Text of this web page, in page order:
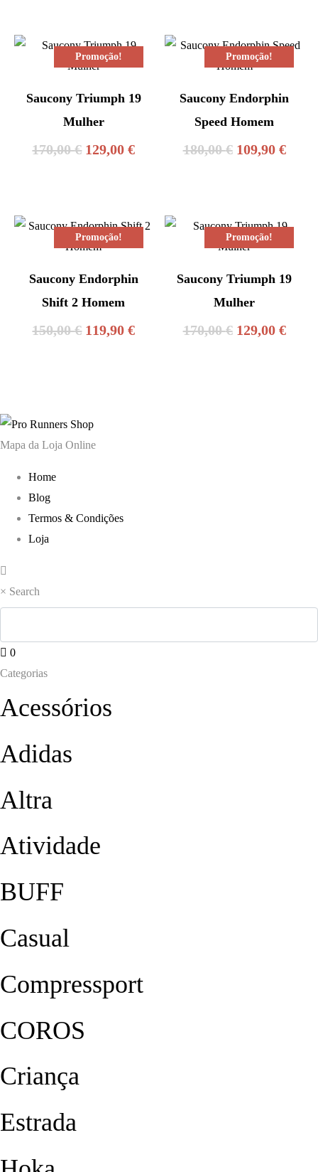
Promoção!
Saucony Triumph 19
Mulher
170,00€ O
era:
170,00 €.
129,00€O
é:
Promoção!
Saucony Endorphin
Speed Homem
180,00€ O
era:
180,00 €.
109,90 €O
é:
Promoção!
Saucony Endorphin
Shift 2 Homem
150,00€ O
150,00 €.
119,90€O
Promoção!
Saucony Triumph 19
Mulher
170,00€ O
129,00 €O
Mapa da Loja Online
Home
Blog
Termos & Condições
Loja
× Search
0
Categorias
Acessórios
Adidas
Altra
Atividade
BUFF
Casual
Compressport
COROS
Criança
Estrada